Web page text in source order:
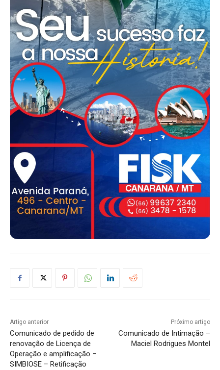
Artigo anterior
Comunicado de pedido de
renovação de Licença de
Operação e amplificação –
SIMBIOSE – Retificação
Próximo artigo
Comunicado de Intimação –
Maciel Rodrigues Montel